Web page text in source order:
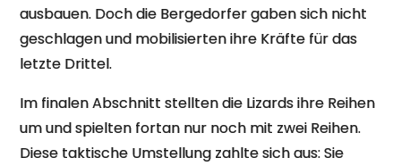
ausbauen. Doch die Bergedorfer gaben sich nicht
geschlagen und mobilisierten ihre Kräfte für das
letzte Drittel.
Im finalen Abschnitt stellten die Lizards ihre Reihen
um und spielten fortan nur noch mit zwei Reihen.
Diese taktische Umstellung zahlte sich aus: Sie